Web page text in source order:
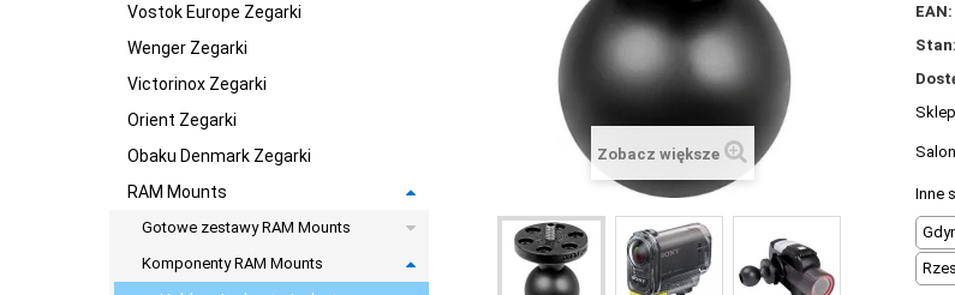
Vostok Europe Zegarki
Wenger Zegarki
Victorinox Zegarki
Orient Zegarki
Obaku Denmark Zegarki
RAM Mounts
Gotowe zestawy RAM Mounts
Komponenty RAM Mounts
Zobacz większe
EAN:
Stan:
Inne